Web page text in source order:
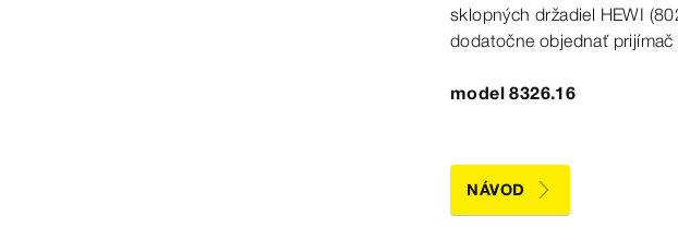
sklopných držadiel HEWI (8
dodatočne objednať
model 8326.16
NÁVOD